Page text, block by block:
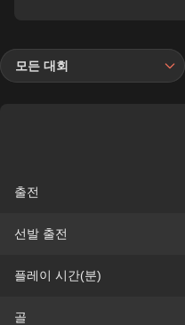
모든 대회
출전
선발 출전
플레이 시간(분)
골